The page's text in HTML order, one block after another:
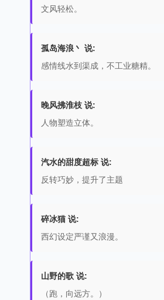
文风轻松。
孤岛海浪丶 说:
感情线水到渠成，不工业糖精。
晚风拂淮枝 说:
人物塑造立体。
汽水的甜度超标 说:
反转巧妙，提升了主题
碎冰猫 说:
西幻设定严谨又浪漫。
山野的歌 说:
（跑，向远方。）